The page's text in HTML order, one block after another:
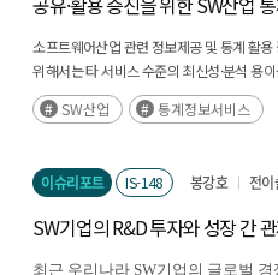
도출
소프트웨어산업 관련 정보제공 및 통계 활
위해서는 타 서비스 수준의 최신성·분석 용
요소를 고려해야 하며, 통계정보 공유·확산
구축 필요SW산업 통계정보서비스
이슈리포트 IS-148 봉강호 전이
SW기업의 R&D 투자와 성장 간
최근 우리나라 SW기업의 글로벌